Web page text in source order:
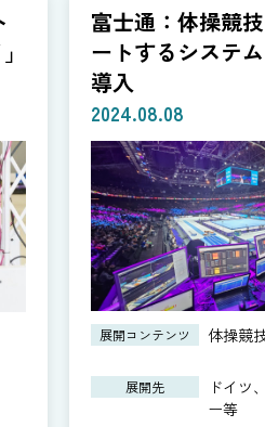
富士通：体操競
ートするシステ
導入
2024.08.08
展開コンテンツ 体操競
展開先
ドイツ
ー等